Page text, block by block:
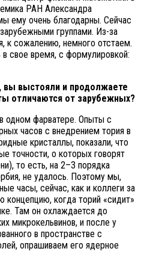
РАН Александра
ему очень благодарны. Сейчас
группами. Из-за
к сожалению, немного отстаем.
свое время, с формулировкой:
вы выстояли и продолжаете
отличаются от зарубежных?
фарватере. Опыты с
часов с внедрением тория в
кристаллы, показали, что
точности, о которых говорят
то есть, на 2–3 порядка
не удалось. Поэтому мы,
часы, сейчас, как и коллеги за
когда торий «сидит»
Там он охлаждается до
микрокельвинов, и после у
в пространстве с
опрашиваем его ядерное